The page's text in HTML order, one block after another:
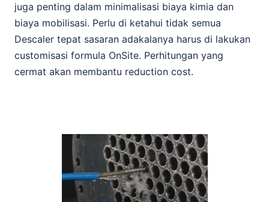
juga penting dalam minimalisasi biaya kimia dan
biaya mobilisasi. Perlu di ketahui tidak semua
Descaler tepat sasaran adakalanya harus di lakukan
customisasi formula OnSite. Perhitungan yang
cermat akan membantu reduction cost.